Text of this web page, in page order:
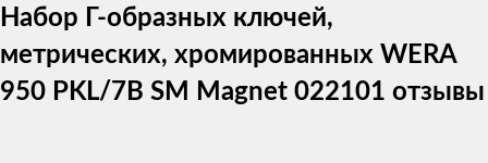
Набор Г-образных ключей,
метрических, хромированных WERA
950 PKL/7B SM Magnet 022101 отзывы